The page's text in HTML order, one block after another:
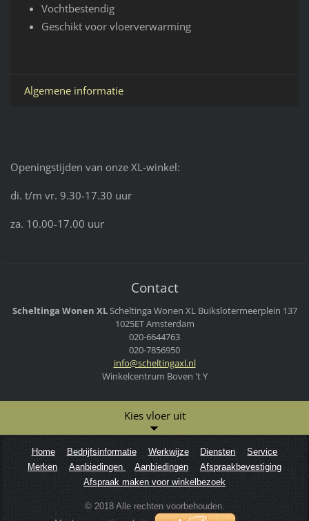
Vochtbestendig
Geschikt voor vloerverwarming
Algemene informatie
Openingstijden van onze XL-winkel:
di. t/m vr. 9.30-17.30 uur
za. 10.00-17.00 uur
Contact
Scheltinga Wonen XLScheltinga Wonen XLBuikslotermeerplein 137
1025ET Amsterdam
020-6644763
020-7856950
info@scheltingaxl.nl
Winkelcentrum Boven 't Y
Kies vloer uit
Home Bedrijfsinformatie Werkwijze Diensten
Service
Merken
Aanbiedingen Aanbiedingen
Afspraakbevestiging
Afspraak maken voor winkelbezoek
© 2018 Alle rechten voorbehouden.